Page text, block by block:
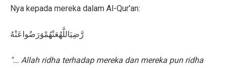
Nya kepada mereka dalam Al-Qur'an:
رَّضِيَاللَّهُعَنْهُمْوَرَضُواعَنْهُ
"... Allah ridha terhadap mereka dan mereka pun ridha